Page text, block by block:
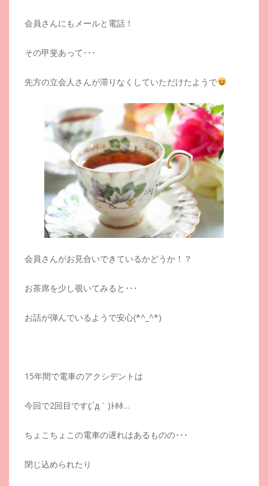
会員さんにもメールと電話！
その甲斐あって･･･
先方の立会人さんが滞りなくしていただけたようで
会員さんがお見合いできているかどうか！？
お茶席を少し覗いてみると･･･
お話が弾んでいるようで安心(*^_^*)
15年間で電車のアクシデントは
今回で2回目です(;´д｀)ﾄﾎﾎ…
ちょこちょこの電車の遅れはあるものの･･･
閉じ込められたり